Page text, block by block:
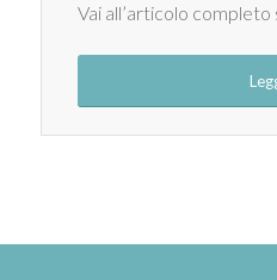
Vai all’articolo completo